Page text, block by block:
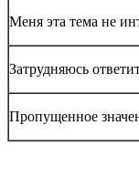
Меня эта тема не
Затрудняюсь
Пропущенное